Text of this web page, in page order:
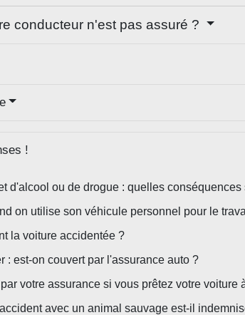
conducteur n'est pas assuré ?
!
d'alcool ou de drogue : quelles conséquences
on utilise son véhicule personnel pour le
la voiture accidentée ?
: est-on couvert par l'assurance auto ?
votre assurance si vous prêtez votre voiture
avec un animal sauvage est-il